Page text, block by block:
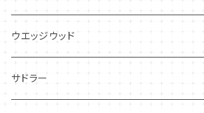
フレグランス
シーアネモネ
アクセサリー
ウエッジウッド
ジャスパー
サドラー